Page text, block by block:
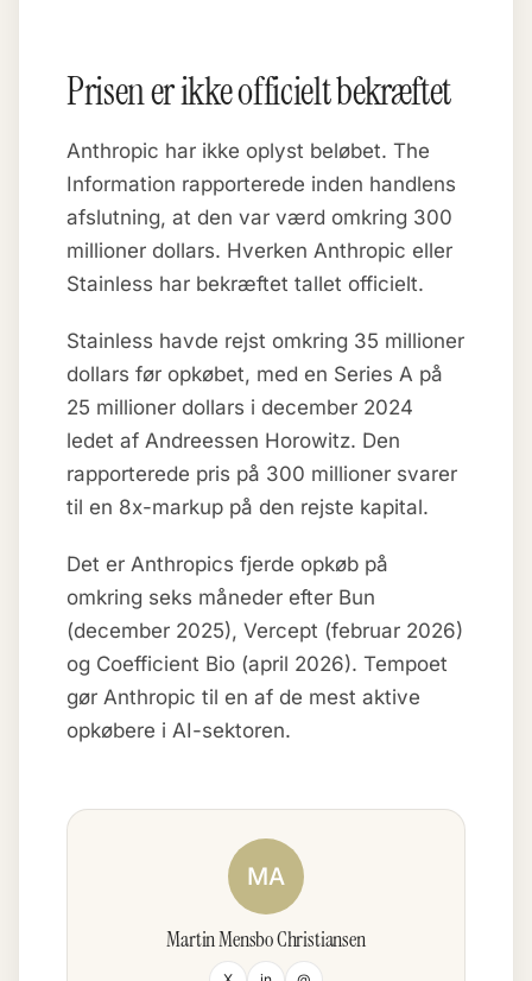
Prisen er ikke officielt bekræftet
Anthropic har ikke oplyst beløbet. The
Information rapporterede inden handlens
afslutning, at den var værd omkring 300
millioner dollars. Hverken Anthropic eller
Stainless har bekræftet tallet officielt.
Stainless havde rejst omkring 35 millioner
dollars før opkøbet, med en Series A på
25 millioner dollars i december 2024
ledet af Andreessen Horowitz. Den
rapporterede pris på 300 millioner svarer
til en 8x-markup på den rejste kapital.
Det er Anthropics fjerde opkøb på
omkring seks måneder efter Bun
(december 2025), Vercept (februar 2026)
og Coefficient Bio (april 2026). Tempoet
gør Anthropic til en af de mest aktive
opkøbere i AI-sektoren.
MA
Martin Mensbo Christiansen